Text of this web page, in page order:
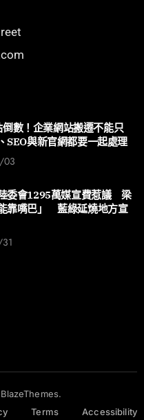
數！企業網站搬遷不能只
SEO與新官網都要一起處理
03
委會1295萬媒宣費惹議 梁
靠嘴巴」 藍綠延燒地方宣
Terms Accessibility